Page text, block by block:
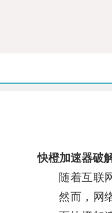
快橙加速器破
随着互联网
然而，网络